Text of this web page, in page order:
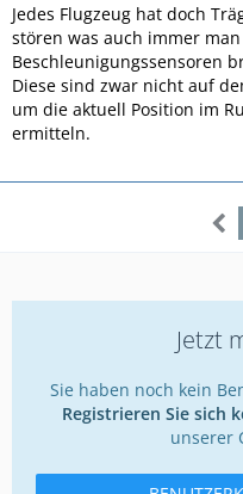
Jedes Flugzeug hat doch
stören was auch immer
Beschleunigungssensoren
Diese sind zwar nicht auf
um die aktuell Position im
ermitteln.
Jetzt
Sie haben noch kein
Registrieren Sie sich
unserer